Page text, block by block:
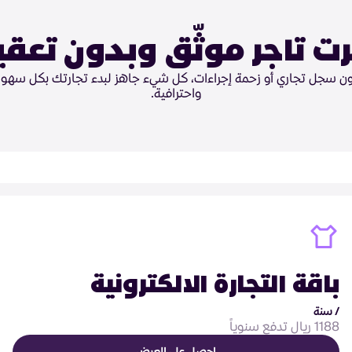
تاجر موثّق وبدون
سجل تجاري أو زحمة إجراءات، كل شيء جاهز لبدء تجارتك بكل
واحترافية.
باقة التجارة الالكترونية
/ سنة
1188 ريال تدفع سنوياً